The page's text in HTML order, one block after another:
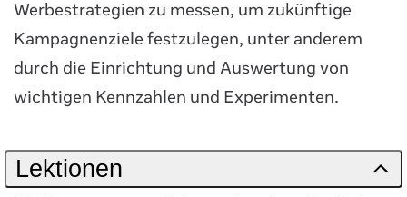
Werbestrategien zu messen, um zukünftige
Kampagnenziele festzulegen, unter anderem
durch die Einrichtung und Auswertung von
wichtigen Kennzahlen und Experimenten.
Lektionen